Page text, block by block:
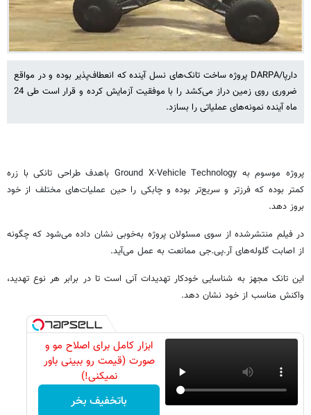
دارپا/DARPA پروژه ساخت تانک‌های نسل آینده که انعطاف‌پذیر بوده و در مواقع
ضروری روی زمین دراز می‌کشد را با موفقیت آزمایش کرده و قرار است طی 24
ماه آینده نمونه‌های عملیاتی را بسازد.
پروژه موسوم به Ground X-Vehicle Technology باهدف طراحی تانکی با زره
کمتر بوده که فرزتر و سریع‌تر بوده و چابکی را حین عملیات‌های مختلف از خود
بروز دهد.
در فیلم منتشرشده از سوی مسئولان پروژه به‌خوبی نشان داده می‌شود که چگونه
از اصابت گلوله‌های آر.پی.جی ممانعت به عمل می‌آید.
این تانک مجهز به شناسایی خودکار تهدیدات آنی است تا در برابر هر نوع تهدید،
واکنش مناسب از خود نشان دهد.
ابزار کامل برای اصلاح مو و
صورت (قیمت رو ببینی باور
نمیکنی!)
باتخفیف بخر